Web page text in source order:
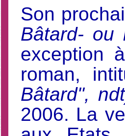
Son
Bâtard- ou
exception
roman,
Bâtard",
2006. La